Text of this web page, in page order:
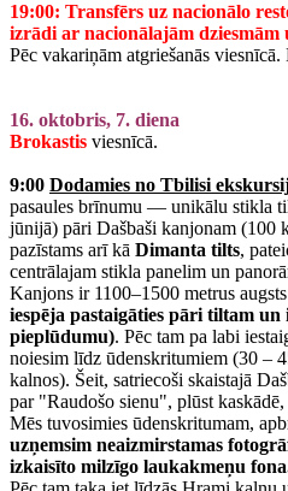
19:00: Transfērs uz nacionālo
izrādi ar nacionālajām dziesmām
Pēc vakariņām atgriešanās
16. oktobris, 7. diena
Brokastis viesnīcā.
9:00 Dodamies no Tbilisi
pasaules brīnumu — unikālu stikla
jūnijā) pāri Dašbaši kanjonam (100
pazīstams arī kā Dimanta tilts,
centrālajam stikla panelim un
Kanjons ir 1100–1500 metrus
iespēja pastaigāties pāri tiltam
pieplūdumu). Pēc tam pa labi
noiesim līdz ūdenskritumiem (30 –
kalnos). Šeit, satriecoši skaistajā
par "Raudošo sienu", plūst
Mēs tuvosimies ūdenskritumam,
uzņemsim neaizmirstamas
izkaisīto milzīgo laukakmeņu